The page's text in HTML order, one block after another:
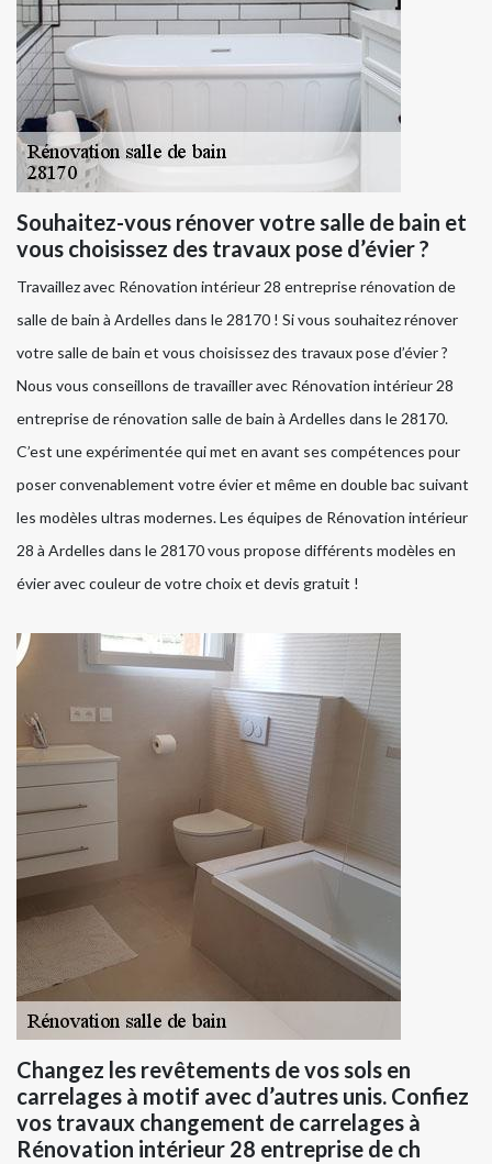
Souhaitez-vous rénover votre salle de bain et
vous choisissez des travaux pose d’évier ?
Travaillez avec Rénovation intérieur 28 entreprise rénovation de
salle de bain à Ardelles dans le 28170 ! Si vous souhaitez rénover
votre salle de bain et vous choisissez des travaux pose d’évier ?
Nous vous conseillons de travailler avec Rénovation intérieur 28
entreprise de rénovation salle de bain à Ardelles dans le 28170.
C’est une expérimentée qui met en avant ses compétences pour
poser convenablement votre évier et même en double bac suivant
les modèles ultras modernes. Les équipes de Rénovation intérieur
28 à Ardelles dans le 28170 vous propose différents modèles en
évier avec couleur de votre choix et devis gratuit !
Changez les revêtements de vos sols en
carrelages à motif avec d’autres unis. Confiez
vos travaux changement de carrelages à
Rénovation intérieur 28 entreprise de ch